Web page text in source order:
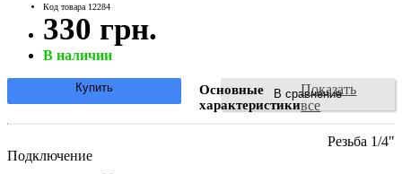
Код товара 12284
330 грн.
В наличии
В сравнение
Купить
Основные
характеристики
Показать
все
Подключение
Резьба 1/4"